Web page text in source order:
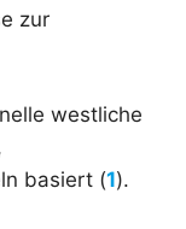
zur
westliche
basiert (1).